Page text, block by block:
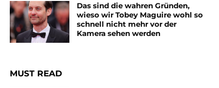
Das sind die wahren Gründen,
wieso wir Tobey Maguire wohl so
schnell nicht mehr vor der
Kamera sehen werden
MUST READ